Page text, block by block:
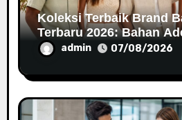
nKoleksi Terbaik Brand
Terbaru 2026: Bahan
Nyaman Dipakai
admin 07/08/2026